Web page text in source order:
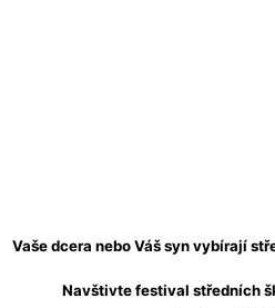
Vaše dcera nebo Váš syn vybírají
Navštivte festival středních